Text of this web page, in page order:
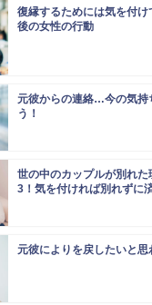
復縁するためには気を付
後の女性の行動
元彼からの連絡…今の気持
う！
世の中のカップルが別れ
3！気を付ければ別れずに
元彼によりを戻したいと